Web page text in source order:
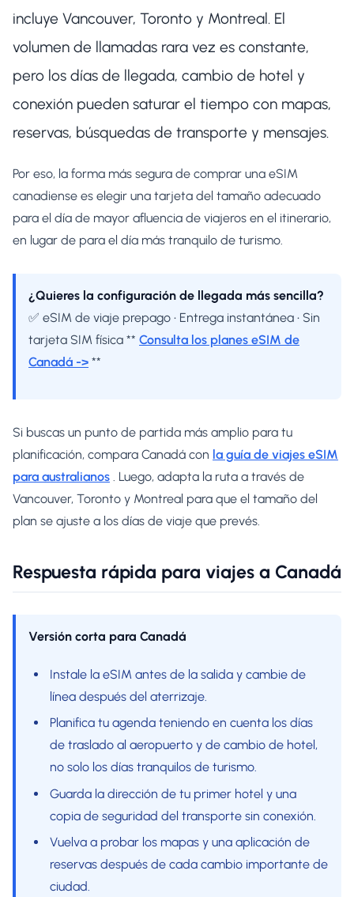
incluye Vancouver, Toronto y Montreal. El
volumen de llamadas rara vez es constante,
pero los días de llegada, cambio de hotel y
conexión pueden saturar el tiempo con mapas,
reservas, búsquedas de transporte y mensajes.
Por eso, la forma más segura de comprar una eSIM
canadiense es elegir una tarjeta del tamaño adecuado
para el día de mayor afluencia de viajeros en el itinerario,
en lugar de para el día más tranquilo de turismo.
¿Quieres la configuración de llegada más sencilla?
✅ eSIM de viaje prepago • Entrega instantánea • Sin
tarjeta SIM física ** Consulta los planes eSIM de
Canadá -> **
Si buscas un punto de partida más amplio para tu
planificación, compara Canadá con la guía de viajes eSIM
para australianos . Luego, adapta la ruta a través de
Vancouver, Toronto y Montreal para que el tamaño del
plan se ajuste a los días de viaje que prevés.
Respuesta rápida para viajes a Canadá
Versión corta para Canadá
Instale la eSIM antes de la salida y cambie de
línea después del aterrizaje.
Planifica tu agenda teniendo en cuenta los días
de traslado al aeropuerto y de cambio de hotel,
no solo los días tranquilos de turismo.
Guarda la dirección de tu primer hotel y una
copia de seguridad del transporte sin conexión.
Vuelva a probar los mapas y una aplicación de
reservas después de cada cambio importante de
ciudad.